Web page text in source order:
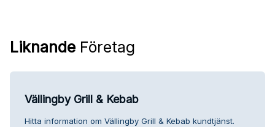
Liknande Företag
Vällingby Grill & Kebab
Hitta information om Vällingby Grill & Kebab kundtjänst.